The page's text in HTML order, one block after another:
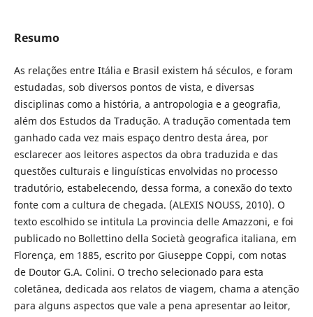
Resumo
As relações entre Itália e Brasil existem há séculos, e foram
estudadas, sob diversos pontos de vista, e diversas
disciplinas como a história, a antropologia e a geografia,
além dos Estudos da Tradução. A tradução comentada tem
ganhado cada vez mais espaço dentro desta área, por
esclarecer aos leitores aspectos da obra traduzida e das
questões culturais e linguísticas envolvidas no processo
tradutório, estabelecendo, dessa forma, a conexão do texto
fonte com a cultura de chegada. (ALEXIS NOUSS, 2010). O
texto escolhido se intitula La provincia delle Amazzoni, e foi
publicado no Bollettino della Società geografica italiana, em
Florença, em 1885, escrito por Giuseppe Coppi, com notas
de Doutor G.A. Colini. O trecho selecionado para esta
coletânea, dedicada aos relatos de viagem, chama a atenção
para alguns aspectos que vale a pena apresentar ao leitor,